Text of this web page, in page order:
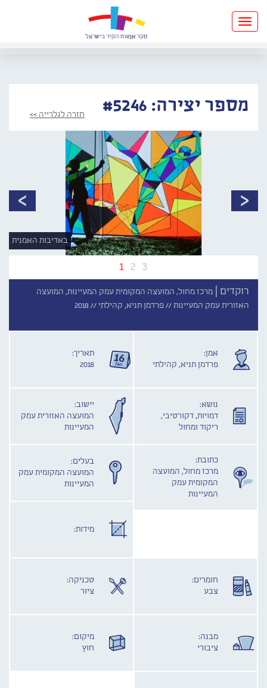
Toggle
navigation
מספר יצירה: #5246 חזרה לגלרייה >>
1 2 3
באדיבות האמנית
רוקדים | מרכז מחול, המועצה המקומית עמק המעיינות, המועצה
האזורית עמק המעיינות //פרדמן תניא, קהילתי // 2018
אמן:
פרדמן תניא, קהילתי
תאריך:
2018
נושא:
דמויות, דקורטיבי,
ריקוד ומחול
יישוב:
המועצה האזורית עמק
המעיינות
כתובת:
מרכז מחול, המועצה
המקומית עמק
המעיינות
בעלים:
המועצה המקומית עמק
המעיינות
מידות:
חומרים:
צבע
טכניקה:
ציור
מבנה:
ציבורי
מיקום:
חוץ